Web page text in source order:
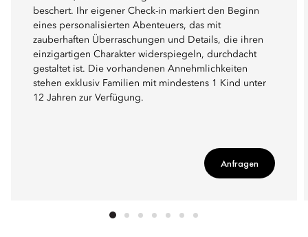
beschert. Ihr eigener Check-in markiert den Beginn
eines personalisierten Abenteuers, das mit
zauberhaften Überraschungen und Details, die ihren
einzigartigen Charakter widerspiegeln, durchdacht
gestaltet ist. Die vorhandenen Annehmlichkeiten
stehen exklusiv Familien mit mindestens 1 Kind unter
12 Jahren zur Verfügung.
Anfragen